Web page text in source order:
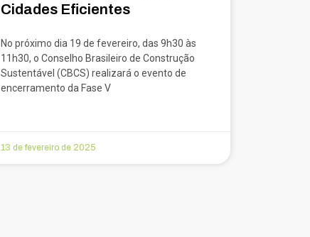
Cidades Eficientes
No próximo dia 19 de fevereiro, das 9h30 às
11h30, o Conselho Brasileiro de Construção
Sustentável (CBCS) realizará o evento de
encerramento da Fase V
13 de fevereiro de 2025